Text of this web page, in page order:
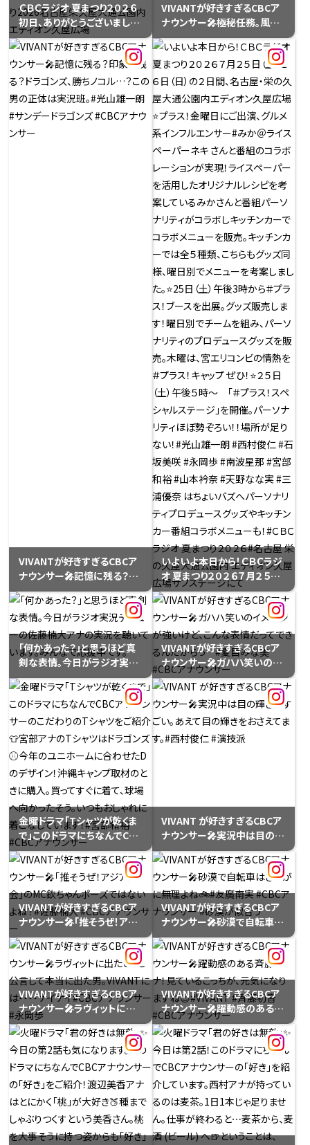
ＣＢＣラジオ 夏まつり２０２６
初日、ありがとうございまし
た！⭐️ ＃プラス！スペシャルス
テージ大盛況♪パーソナリテ
ィほぼ勢ぞろい！ほぼカラオ
ケ🎤#光山雄一朗 #西村俊仁
#石坂美咲 #永岡歩 #南波星
那 #宮部和裕 #山本衿奈 #天
野なな実 #三浦優奈 はちょい
バズへ⭐️#プラス！金曜日にご
VIVANTが好きすぎるCBCア
ナウンサー🎤極秘任務。風を
読み、空を読み、状況を読む。
でもランチは、今日も蕎麦。#
小川実桜 #CBC #気象予報士
#VIVANT風
VIVANTが好きすぎるCBCア
ナウンサー🎤記憶に残る？印
象に残る？ドラゴンズ、勝ちノ
コル…？この男の正体は――実況
班。#光山雄一朗 #サンデード
ラゴンズ #CBCアナウンサー
いよいよ本日から！ＣＢＣラジ
オ 夏まつり２０２６７月２５日
（土）２６日（日）の２日間、名
古屋・栄の久屋大通公園内エ
ディオン久屋広場⭐️プラス！金
曜日にご出演、グルメ系イン
フルエンサー#みか＠ライス
ペーパーネキ さんと番組のコ
ラボレーションが実現！ライス
ペーパーを活用したオリジナ
ルレシピを考案しているみか
さんと番組パーソナリティが
コラボしキッチンカーでコラ
後3時から＃プラス！ブースを
出展。グッズ販売します！曜日
別でチームを組み、パーソナ
リティのプロデュースグッズ
を販売。木曜は、宮エリコンビ
の情熱を＃プラス！キャップ ぜ
ひ！⭐️２５日（土）午後５時～
「＃プラス！スペシャルステー
ジ」を開催。パーソナリティほ
ぼ勢ぞろい！！場所が足りな
い！#光山雄一朗 #西村俊仁
#石坂美咲 #永岡歩 #南波星
那 #宮部和裕 #山本衿奈 #天
野なな実 #三浦優奈 はちょい
バズへパーソナリティプロデ
ュースグッズやキッチンカー
番組コラボメニューも！#ＣＢ
Ｃラジオ 夏まつり２０２６#名
古屋 栄の久屋大通公園内 エ
ディオン久屋広場サブステー
ジにて
「何かあった？」と思うほど真
剣な表情。今日がラジオ実況
デビューの佐藤楠大アナの実
況を聴いています。みんなで
応援中です。
VIVANTが好きすぎるCBCア
ナウンサー🎤ガハハ笑いのイ
メージが強いけど、こんな表
情だってできるんだからっ #
夏目みな美 #CBCアナウンサ
ー
金曜ドラマ「Tシャツが乾くま
で」このドラマにちなんでCBC
アナウンサーのこだわりのT
シャツをご紹介👕宮部アナの
Tシャツはドラゴンズ⚾️今年
のユニホームに合わせたDの
デザイン！沖縄キャンプ取材
のときに購入。買ってすぐに着
て、球場へ向かったそう。いつ
もおしゃれに着こなしていま
す！#宮部和裕 #CBCアナウン
サー
VIVANT が好きすぎるCBCア
ナウンサー🎤実況中は目の輝
きがすごい。あえて目の輝きを
おさえてます。#西村俊仁 #演
技派
VIVANTが好きすぎるCBCア
ナウンサー🎤「推そうぜ！アジ
ア大会」のMC欽ちゃんポーズ
ではないよね？#佐藤楠大
#CBCアナウンサー
VIVANTが好きすぎるCBCア
ナウンサー🎤砂漠で自転車は
さすがに無理よね🚲#友廣南
実 #CBCアナウンサー #砂漠
が似合う
VIVANTが好きすぎるCBCア
ナウンサー🎤ラヴィットに出
たい！と公言して本当に出た
男。VIVANTには・・・・ナイナ
イ#CBCアナウンサー #永岡
歩
VIVANTが好きすぎるCBCア
ナウンサー🎤躍動感のある斉
藤アナ！見ているこっちが、元
気になりますね😊#VIVANT
#斉藤初音 #CBCアナウンサ
ー